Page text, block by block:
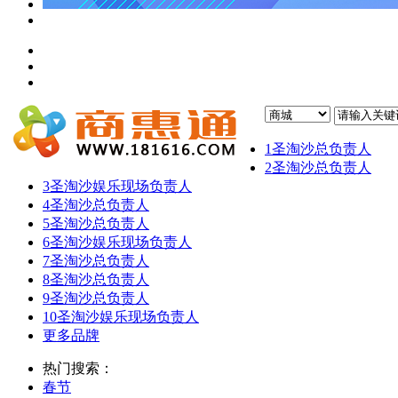
1圣淘沙总负责人
2圣淘沙总负责人
3圣淘沙娱乐现场负责人
4圣淘沙总负责人
5圣淘沙总负责人
6圣淘沙娱乐现场负责人
7圣淘沙总负责人
8圣淘沙总负责人
9圣淘沙总负责人
10圣淘沙娱乐现场负责人
更多品牌
热门搜索：
春节